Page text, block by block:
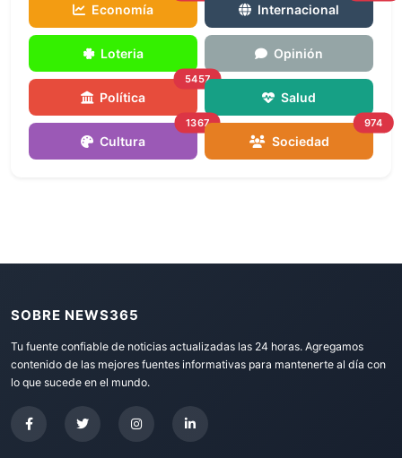
Economía Internacional
Loteria Opinión
Política
5457
Salud
Cultura
1367
Sociedad
974
SOBRE NEWS365
Tu fuente confiable de noticias actualizadas las 24 horas. Agregamos
contenido de las mejores fuentes informativas para mantenerte al día con
lo que sucede en el mundo.